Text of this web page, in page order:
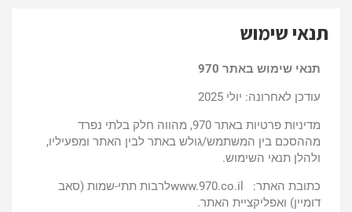
תנאי שימוש
תנאי שימוש באתר 970
עודכן לאחרונה: יולי 2025
מדיניות פרטיות באתר 970, מהווה חלק בלתי נפרד
מההסכם בין המשתמש/גולש באתר לבין האתר ומפעיליו,
ולהלן תנאי השימוש.
כתובת האתר: www.970.co.ilלרבות תתי-שמות (סאב
דומיין) ואפליקציית האתר.